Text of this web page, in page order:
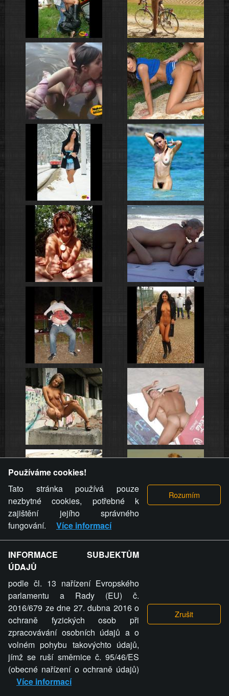
Používáme cookies!
Tato stránka používá pouze
nezbytné cookies, potřebné k
zajištění jejího správného
fungování.
Více informací
INFORMACE SUBJEKTŮM
ÚDAJŮ
podle čl. 13 nařízení Evropského
parlamentu a Rady (EU) č.
2016/679 ze dne 27. dubna 2016 o
ochraně fyzických osob při
zpracovávání osobních údajů a o
volném pohybu takovýchto údajů,
jímž se ruší směrnice č. 95/46/ES
(obecné nařízení o ochraně údajů)
Více informací